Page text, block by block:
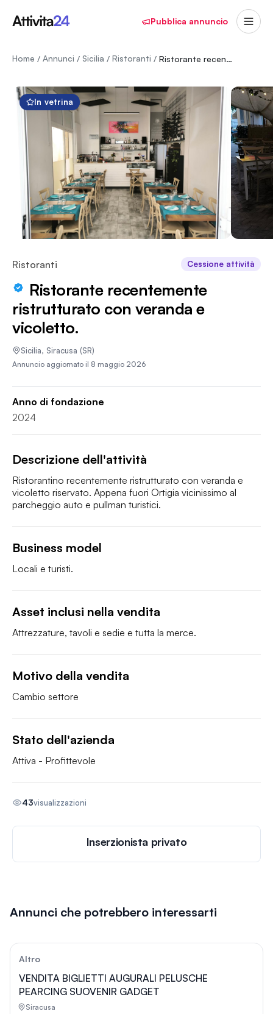
Pubblica annuncio
Home / Annunci / Sicilia / Ristoranti / Ristorante recentemente ristrutturato con veranda e vicoletto.
In vetrina
Ristoranti Cessione attività
Ristorante recentemente
ristrutturato con veranda e
vicoletto.
Sicilia, Siracusa (SR)
Annuncio aggiornato il 8 maggio 2026
Anno di fondazione
2024
Descrizione dell'attività
Ristorantino recentemente ristrutturato con veranda e
vicoletto riservato. Appena fuori Ortigia vicinissimo al
parcheggio auto e pullman turistici.
Business model
Locali e turisti.
Asset inclusi nella vendita
Attrezzature, tavoli e sedie e tutta la merce.
Motivo della vendita
Cambio settore
Stato dell'azienda
Attiva - Profittevole
43visualizzazioni
Inserzionista privato
Annunci che potrebbero interessarti
Altro
VENDITA BIGLIETTI AUGURALI PELUSCHE
PEARCING SUOVENIR GADGET
Siracusa